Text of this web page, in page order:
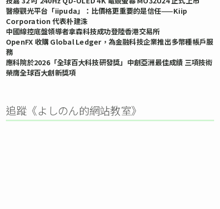
醫療觀光平台「iipuda」：比價格更重要的是信任——Kiip
Corporation 代表朴建洙
中國線控底盤領導者拿森科技成功登陸香港交易所
OpenFX 收購 Global Ledger，為金融科技企業推出多幣種帳戶服
務
應科院於2026「全球百大科技研發獎」中創亞洲最佳成績 三項技術
榮膺全球百大創新獎項
追蹤《よしのん的網站教室》